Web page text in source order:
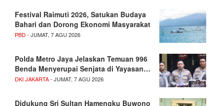
Festival Raimuti 2026, Satukan Budaya
Bahari dan Dorong Ekonomi Masyarakat
PBD- JUMAT, 7 AGU 2026
Polda Metro Jaya Jelaskan Temuan 996
Benda Menyerupai Senjata di Yayasan…
DKI JAKARTA- JUMAT, 7 AGU 2026
Didukung Sri Sultan Hamengku Buwono